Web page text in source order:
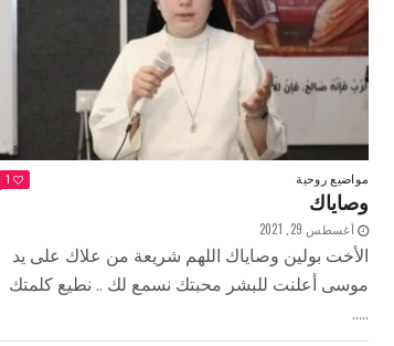
مواضيع روحية 1
وصاياك
أغسطس 29, 2021
الأخت بولين وصاياك اللهم شريعة من علاك على يد
موسى أعلنت للبشر محبتك نسمع لك .. نطيع كلمتك
.....